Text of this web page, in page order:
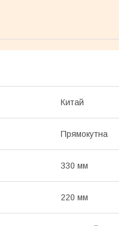
Китай
Прямокутна
330 мм
220 мм